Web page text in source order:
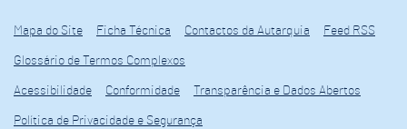
Mapa do Site Ficha Técnica Contactos da Autarquia Feed RSS
Glossário de Termos Complexos
Acessibilidade Conformidade Transparência e Dados Abertos
Política de Privacidade e Segurança